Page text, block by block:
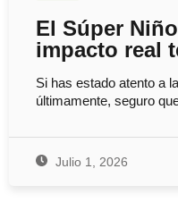
El Súper
impacto real
Si has estado atento a
últimamente, seguro
Julio 1, 2026